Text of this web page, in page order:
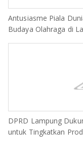
Antusiasme Piala
Budaya Olahraga di
DPRD Lampung
untuk Tingkatkan